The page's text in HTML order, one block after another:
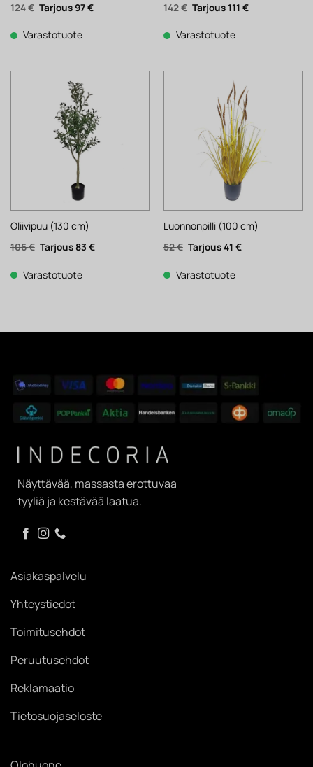
124€ Alkuperäinen
hinta
124 €.
97€Nykyinen
Varastotuote
142€ Alkuperäinen
hinta
142 €.
111 €Nykyinen
Varastotuote
Oliivipuu (130 cm)
106€ Alkuperäinen
hinta
106 €.
83 €Nykyinen
Varastotuote
Luonnonpilli (100 cm)
52€ Alkuperäinen
hinta
52 €.
41 €Nykyinen
Varastotuote
Näyttävää, massasta erottuvaa
tyyliä ja kestävää laatua.
Asiakaspalvelu
Yhteystiedot
Toimitusehdot
Peruutusehdot
Reklamaatio
Tietosuojaseloste